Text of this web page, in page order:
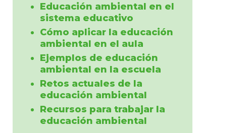
Educación ambiental en el
sistema educativo
Cómo aplicar la educación
ambiental en el aula
Ejemplos de educación
ambiental en la escuela
Retos actuales de la
educación ambiental
Recursos para trabajar la
educación ambiental